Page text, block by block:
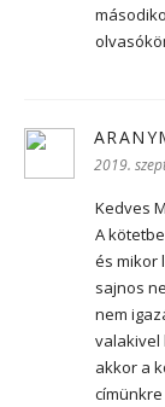
2019.
Kedves
A
és mikor
sajnos
nem
valakivel
akkor a